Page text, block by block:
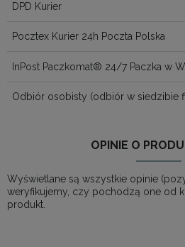
DPD Kurier
Pocztex Kurier 24h Poczta Polska
InPost Paczkomat® 24/7 Paczka w
Odbiór osobisty (odbiór w siedzibie
OPINIE O
Wyświetlane są wszystkie opinie
weryfikujemy, czy pochodzą one od
produkt.